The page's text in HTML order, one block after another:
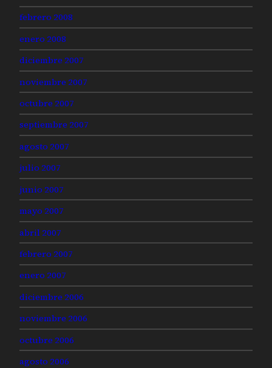
febrero 2008
enero 2008
diciembre 2007
noviembre 2007
octubre 2007
septiembre 2007
agosto 2007
julio 2007
junio 2007
mayo 2007
abril 2007
febrero 2007
enero 2007
diciembre 2006
noviembre 2006
octubre 2006
agosto 2006